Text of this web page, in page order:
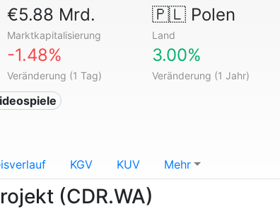
€5.88 Mrd.
Marktkapitalisierung
🇵🇱Polen
Land
-1.48%
Veränderung (1 Tag)
3.00%
Veränderung (1 Jahr)
KGV KUV Mehr
(CDR.WA)